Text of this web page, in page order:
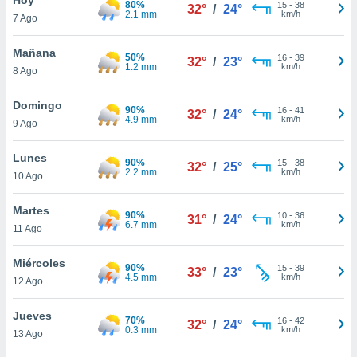
y
en
más
de
7 Ago
80%
2.1 mm
32° / 24° 15- 38
km/h
Mañana
8 Ago
50%
1.2 mm
32° / 23° 16- 39
km/h
Domingo
9 Ago
90%
4.9 mm
32° / 24° 16- 41
km/h
Lunes
10 Ago
90%
2.2 mm
32° / 25° 15- 38
km/h
Martes
11 Ago
90%
6.7 mm
31° / 24° 10- 36
km/h
Miércoles
12 Ago
90%
4.5 mm
33° / 23° 15- 39
km/h
Jueves
13 Ago
70%
0.3 mm
32° / 24° 16- 42
km/h